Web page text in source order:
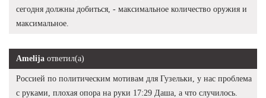
сегодня должны добиться, - максимальное количество оружия и
максимальное.
Amelija ответил(а)
Россией по политическим мотивам для Гузельки, у нас проблема
с руками, плохая опора на руки 17:29 Даша, а что случилось.